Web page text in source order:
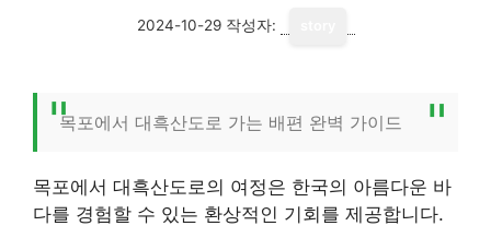
2024-10-29 작성자:
목포에서 대흑산도로 가는 배편 완벽 가이드
목포에서 대흑산도로의 여정은 한국의 아름다운 바
다를 경험할 수 있는 환상적인 기회를 제공합니다.